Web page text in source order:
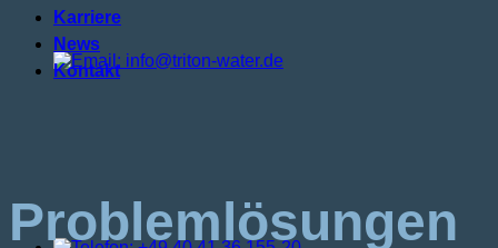
Karriere
News
Kontakt
Problemlösungen